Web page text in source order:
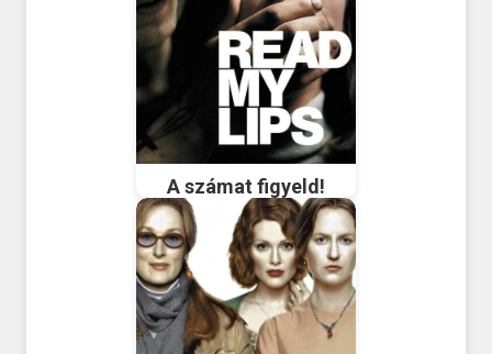
A számat figyeld!